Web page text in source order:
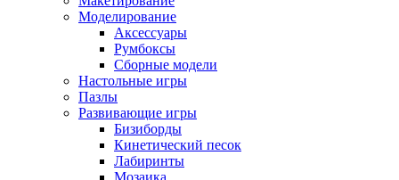
Моделирование
Аксессуары
Румбоксы
Сборные модели
Настольные игры
Пазлы
Развивающие игры
Бизиборды
Кинетический песок
Лабиринты
Мозаика